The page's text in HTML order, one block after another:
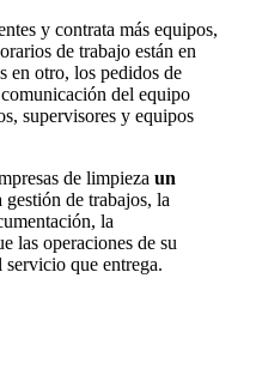
y contrata más equipos,
de trabajo están en
en otro, los pedidos de
del equipo
supervisores y equipos
de limpieza un
gestión de trabajos, la
la
las operaciones de su
que entrega.